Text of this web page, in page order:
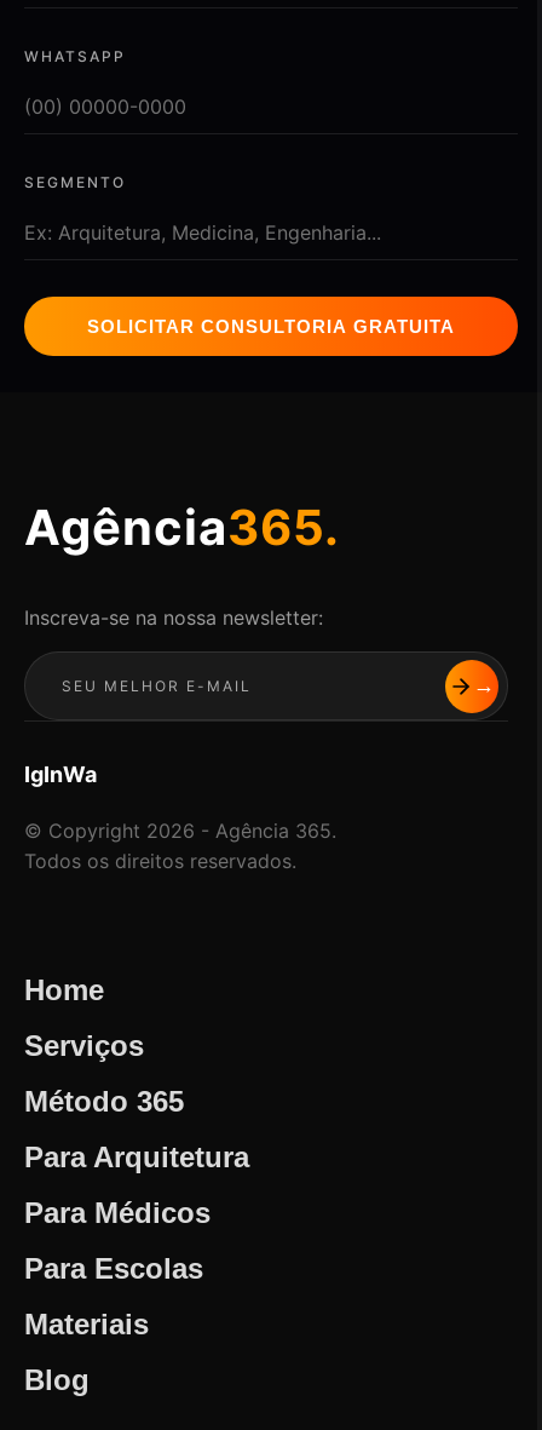
WHATSAPP
SEGMENTO
SOLICITAR CONSULTORIA GRATUITA
Agência365.
Inscreva-se na nossa newsletter:
IgInWa
© Copyright 2026 - Agência 365.
Todos os direitos reservados.
Home
Serviços
Método 365
Para Arquitetura
Para Médicos
Para Escolas
Materiais
Blog